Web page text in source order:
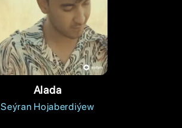
Alada
Seýran Hojaberdiýew